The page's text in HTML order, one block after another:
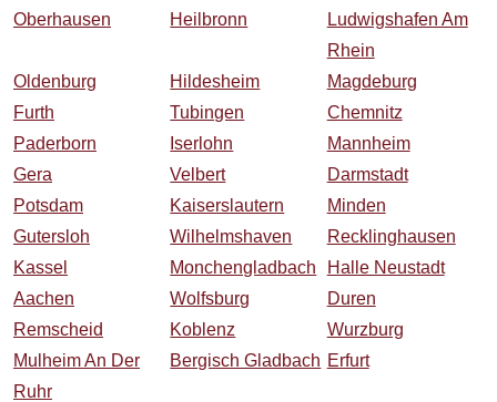
Oberhausen
Heilbronn
Ludwigshafen Am
Rhein
Oldenburg
Hildesheim
Magdeburg
Furth
Tubingen
Chemnitz
Paderborn
Iserlohn
Mannheim
Gera
Velbert
Darmstadt
Potsdam
Kaiserslautern
Minden
Gutersloh
Wilhelmshaven
Recklinghausen
Kassel
Monchengladbach
Halle Neustadt
Aachen
Wolfsburg
Duren
Remscheid
Koblenz
Wurzburg
Mulheim An Der
Ruhr
Bergisch Gladbach Erfurt